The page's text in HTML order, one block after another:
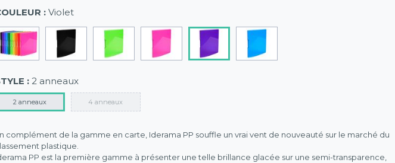
: Violet
: 2 anneaux
2 anneaux 4 anneaux
complément de la gamme en carte, Iderama PP souffle un vrai vent de nouveauté sur le marché du
plastique.
PP est la première gamme à présenter une telle brillance glacée sur une semi-transparence,